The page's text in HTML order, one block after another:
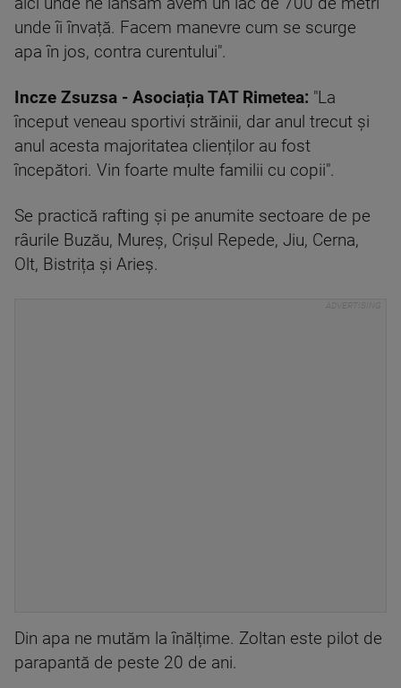
unde îi învață. Facem manevre cum se scurge
apa în jos, contra curentului".
Incze Zsuzsa - Asociația TAT Rimetea: "La
început veneau sportivi străinii, dar anul trecut și
anul acesta majoritatea clienților au fost
începători. Vin foarte multe familii cu copii".
Se practică rafting și pe anumite sectoare de pe
râurile Buzău, Mureș, Crișul Repede, Jiu, Cerna,
Olt, Bistrița și Arieș.
Din apa ne mutăm la înălțime. Zoltan este pilot de
parapantă de peste 20 de ani.